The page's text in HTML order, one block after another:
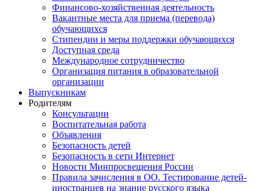
Финансово-хозяйственная деятельность
Вакантные места для приема (перевода)
обучающихся
Стипендии и меры поддержки обучающихся
Доступная среда
Международное сотрудничество
Организация питания в образовательной
организации
Выпускникам
Родителям
Консультации
Воспитательная работа
Объявления
Безопасность детей
Безопасность в сети Интернет
Новости Минпросвещения России
Правила зачисления в ОО. Тестирование детей-
иностранцев на знание русского языка